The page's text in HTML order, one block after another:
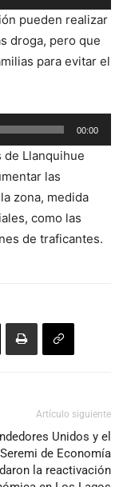
pueden realizar
droga, pero que
para evitar el
00:00
Llanquihue
las
zona, medida
como las
de traficantes.
Artículo siguiente
Unidos y el
Seremi de Economía
la reactivación